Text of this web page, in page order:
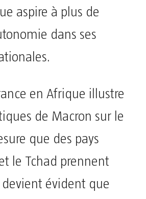
aspire à plus de
dans ses
en Afrique illustre
de Macron sur le
que des pays
le Tchad prennent
évident que